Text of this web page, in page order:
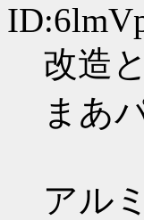
改造
まあ
アル